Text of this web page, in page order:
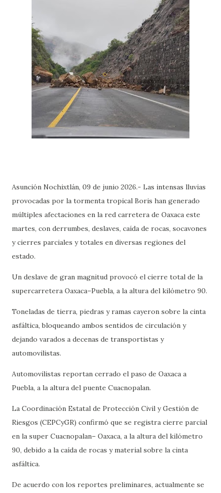
Asunción Nochixtlán, 09 de junio 2026.- Las intensas lluvias
provocadas por la tormenta tropical Boris han generado
múltiples afectaciones en la red carretera de Oaxaca este
martes, con derrumbes, deslaves, caída de rocas, socavones
y cierres parciales y totales en diversas regiones del
estado.
Un deslave de gran magnitud provocó el cierre total de la
supercarretera Oaxaca–Puebla, a la altura del kilómetro 90.
Toneladas de tierra, piedras y ramas cayeron sobre la cinta
asfáltica, bloqueando ambos sentidos de circulación y
dejando varados a decenas de transportistas y
automovilistas.
Automovilistas reportan cerrado el paso de Oaxaca a
Puebla, a la altura del puente Cuacnopalan.
La Coordinación Estatal de Protección Civil y Gestión de
Riesgos (CEPCyGR) confirmó que se registra cierre parcial
en la super Cuacnopalan– Oaxaca, a la altura del kilómetro
90, debido a la caída de rocas y material sobre la cinta
asfáltica.
De acuerdo con los reportes preliminares, actualmente se